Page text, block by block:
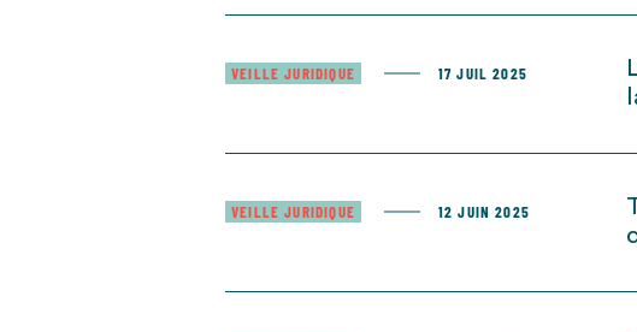
VEILLE JURIDIQUE 17 JUIL 2025
VEILLE JURIDIQUE 12 JUIN 2025